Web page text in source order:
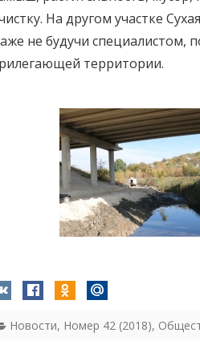
На другом участке
не будучи специалистом,
территории.
Новости, Номер 42 (2018),